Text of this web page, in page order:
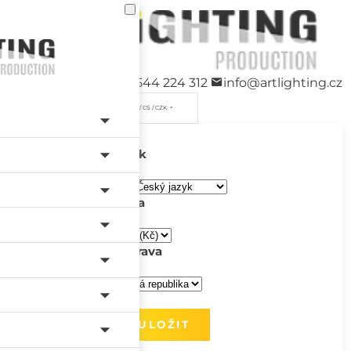
+420 544 224 312 info@artlighting.cz
/ CS / CZK
Jazyk
Měna
Doprava